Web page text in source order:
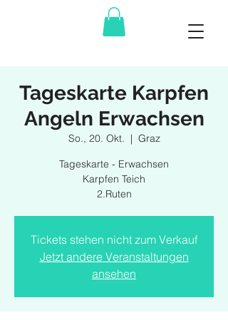
Tageskarte Karpfen
Angeln Erwachsen
So., 20. Okt.
  |
Graz
Tageskarte - Erwachsen
Karpfen Teich
2.Ruten
Tickets stehen nicht zum Verkauf
Jetzt andere Veranstaltungen
ansehen